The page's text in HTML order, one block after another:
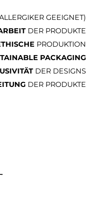
GEEIGNET)
DER PRODUKTE
PRODUKTION
PACKAGING
DER DESIGNS
DER PRODUKTE